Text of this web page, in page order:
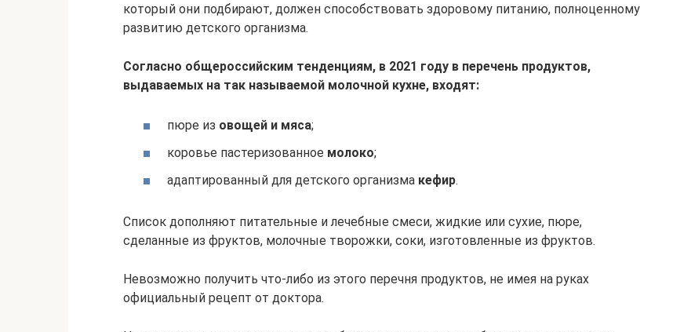
который они подбирают, должен способствовать здоровому питанию, полноценному
развитию детского организма.
Согласно общероссийским тенденциям, в 2021 году в перечень продуктов,
выдаваемых на так называемой молочной кухне, входят:
пюре из овощей и мяса;
коровье пастеризованное молоко;
адаптированный для детского организма кефир.
Список дополняют питательные и лечебные смеси, жидкие или сухие, пюре,
сделанные из фруктов, молочные творожки, соки, изготовленные из фруктов.
Невозможно получить что-либо из этого перечня продуктов, не имея на руках
официальный рецепт от доктора.